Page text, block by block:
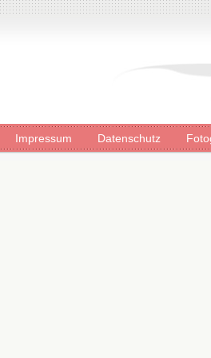
Impressum Datenschutz